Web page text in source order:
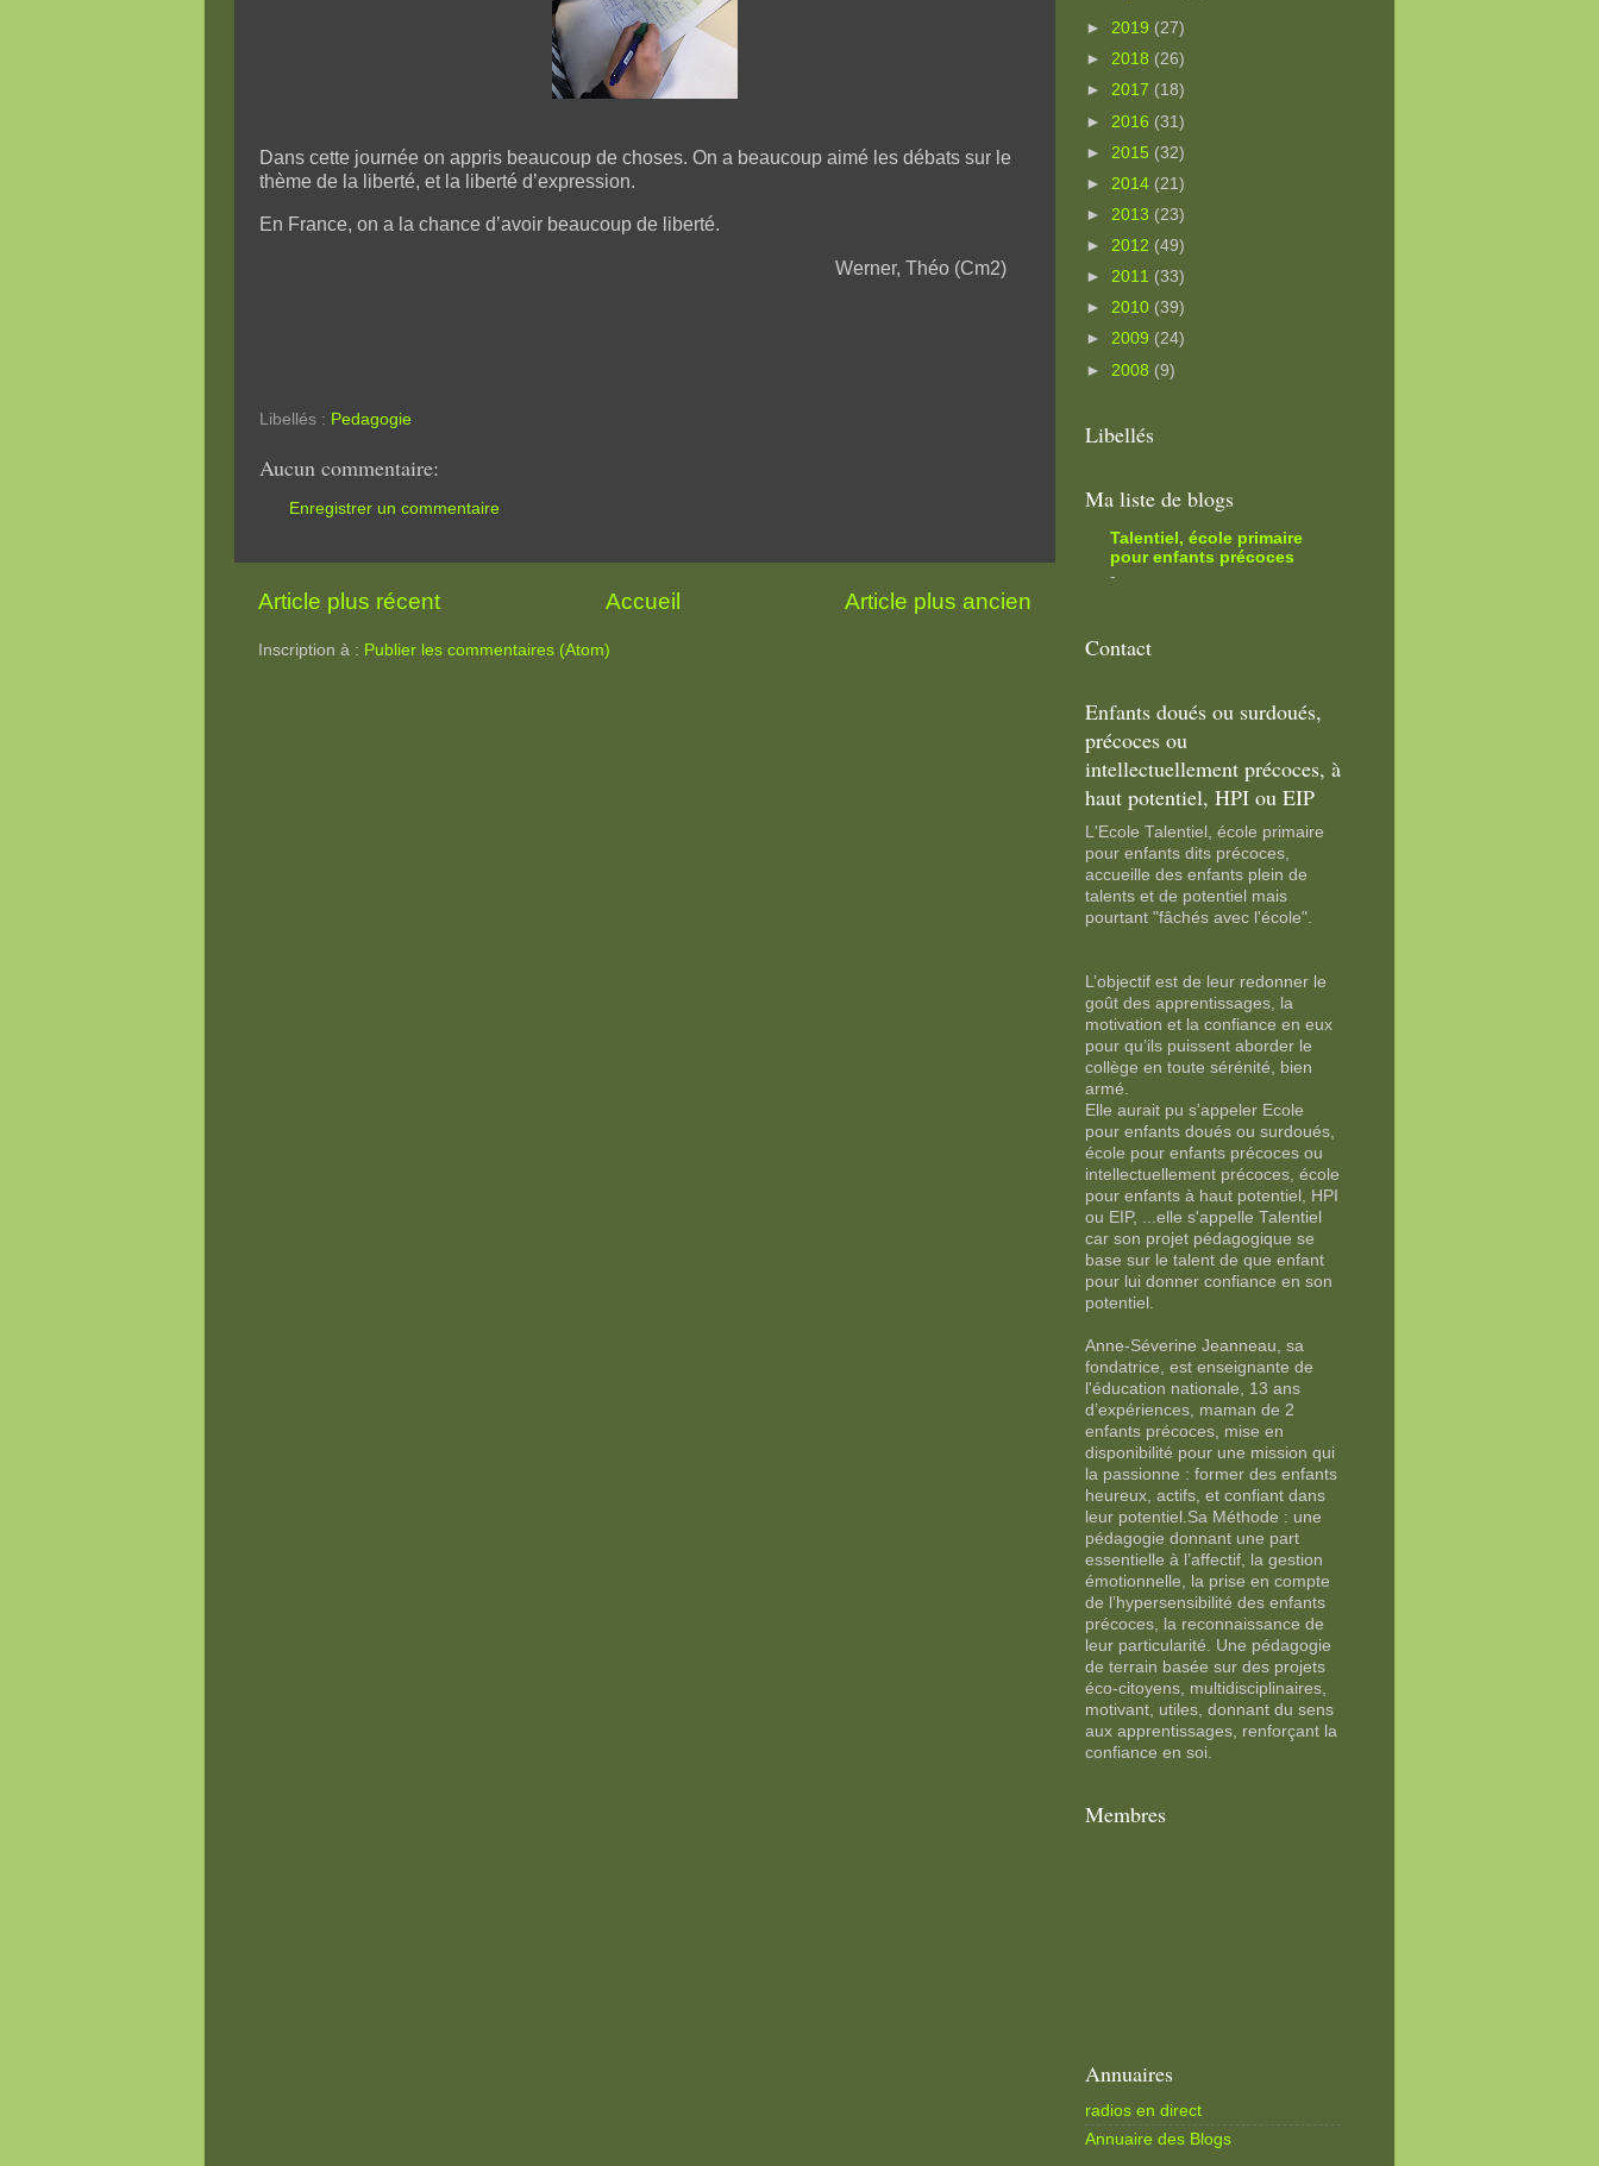
Dans cette journée on appris beaucoup de choses. On a beaucoup aimé les débats sur le
thème de la liberté, et la liberté d’expression.
En France, on a la chance d’avoir beaucoup de liberté.
Werner, Théo (Cm2)
Libellés : Pedagogie
Aucun commentaire:
Enregistrer un commentaire
Article plus récent Article plus ancien
Accueil
Inscription à : Publier les commentaires (Atom)
► 2019 (27)
► 2018 (26)
► 2017 (18)
► 2016 (31)
► 2015 (32)
► 2014 (21)
► 2013 (23)
► 2012 (49)
► 2011 (33)
► 2010 (39)
► 2009 (24)
► 2008 (9)
Libellés
Ma liste de blogs
Talentiel, école primaire
pour enfants précoces
-
Contact
Enfants doués ou surdoués,
précoces ou
intellectuellement précoces, à
haut potentiel, HPI ou EIP
L'Ecole Talentiel, école primaire
pour enfants dits précoces,
accueille des enfants plein de
talents et de potentiel mais
pourtant "fâchés avec l'école".
L’objectif est de leur redonner le
goût des apprentissages, la
motivation et la confiance en eux
pour qu’ils puissent aborder le
collège en toute sérénité, bien
armé.
Elle aurait pu s'appeler Ecole
pour enfants doués ou surdoués,
école pour enfants précoces ou
intellectuellement précoces, école
pour enfants à haut potentiel, HPI
ou EIP, ...elle s'appelle Talentiel
car son projet pédagogique se
base sur le talent de que enfant
pour lui donner confiance en son
potentiel.
Anne-Séverine Jeanneau, sa
fondatrice, est enseignante de
l'éducation nationale, 13 ans
d’expériences, maman de 2
enfants précoces, mise en
disponibilité pour une mission qui
la passionne : former des enfants
heureux, actifs, et confiant dans
leur potentiel.Sa Méthode : une
pédagogie donnant une part
essentielle à l’affectif, la gestion
émotionnelle, la prise en compte
de l’hypersensibilité des enfants
précoces, la reconnaissance de
leur particularité. Une pédagogie
de terrain basée sur des projets
éco-citoyens, multidisciplinaires,
motivant, utiles, donnant du sens
aux apprentissages, renforçant la
confiance en soi.
Membres
Annuaires
radios en direct
Annuaire des Blogs